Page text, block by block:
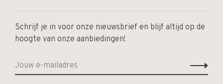
Schrijf je in voor onze nieuwsbrief en blijf altijd op de
hoogte van onze aanbiedingen!